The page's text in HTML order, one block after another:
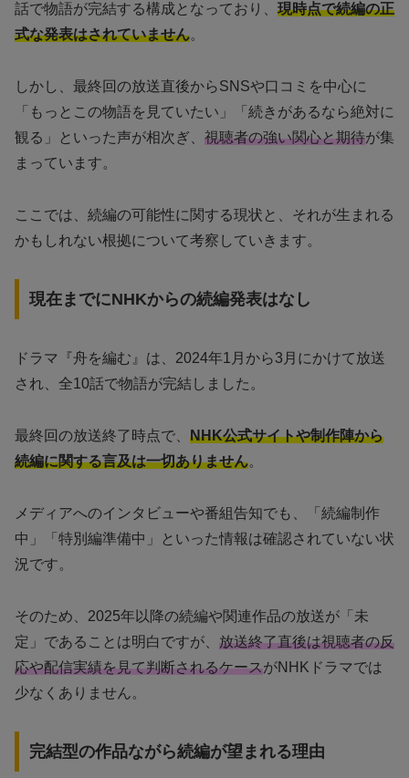
話で物語が完結する構成となっており、 現時点で続編の正
式な発表はされていません。
しかし、最終回の放送直後からSNSや口コミを中心に
「もっとこの物語を見ていたい」「続きがあるなら絶対に
観る」といった声が相次ぎ、 視聴者の強い関心と期待が集
まっています。
ここでは、続編の可能性に関する現状と、それが生まれる
かもしれない根拠について考察していきます。
現在までにNHKからの続編発表はなし
ドラマ『舟を編む』は、2024年1月から3月にかけて放送
され、全10話で物語が完結しました。
最終回の放送終了時点で、 NHK公式サイトや制作陣から
続編に関する言及は一切ありません。
メディアへのインタビューや番組告知でも、「続編制作
中」「特別編準備中」といった情報は確認されていない状
況です。
そのため、2025年以降の続編や関連作品の放送が「未
定」であることは明白ですが、 放送終了直後は視聴者の反
応や配信実績を見て判断されるケースがNHKドラマでは
少なくありません。
完結型の作品ながら続編が望まれる理由